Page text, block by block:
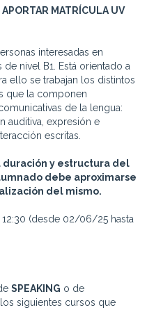
MATRÍCULA UV
interesadas en
nivel B1. Está orientado a
ello se trabajan los distintos
que la componen
de la lengua:
auditiva, expresión e
escritas.
duración y estructura del
debe aproximarse
del mismo.
12:30 (desde 02/06/25 hasta
SPEAKING o de
siguientes cursos que